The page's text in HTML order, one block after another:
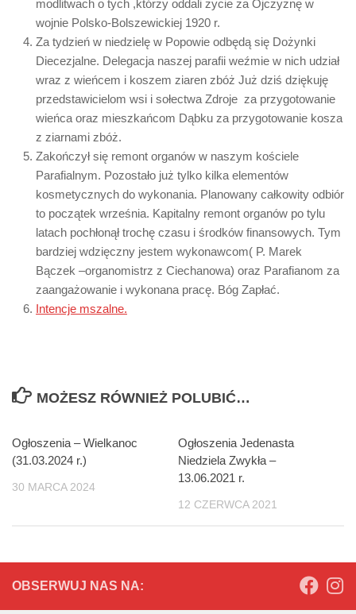
modlitwach o tych ,którzy oddali życie za Ojczyznę w
wojnie Polsko-Bolszewickiej 1920 r.
Za tydzień w niedzielę w Popowie odbędą się Dożynki
Diecezjalne. Delegacja naszej parafii weźmie w nich udział
wraz z wieńcem i koszem ziaren zbóż Już dziś dziękuję
przedstawicielom wsi i sołectwa Zdroje za przygotowanie
wieńca oraz mieszkańcom Dąbku za przygotowanie kosza
z ziarnami zbóż.
Zakończył się remont organów w naszym kościele
Parafialnym. Pozostało już tylko kilka elementów
kosmetycznych do wykonania. Planowany całkowity odbiór
to początek września. Kapitalny remont organów po tylu
latach pochłonął trochę czasu i środków finansowych. Tym
bardziej wdzięczny jestem wykonawcom( P. Marek
Bączek –organomistrz z Ciechanowa) oraz Parafianom za
zaangażowanie i wykonana pracę. Bóg Zapłać.
Intencje mszalne.
MOŻESZ RÓWNIEŻ POLUBIĆ…
Ogłoszenia – Wielkanoc
(31.03.2024 r.)
30 MARCA 2024
Ogłoszenia Jedenasta
Niedziela Zwykła –
13.06.2021 r.
12 CZERWCA 2021
OBSERWUJ NAS NA: